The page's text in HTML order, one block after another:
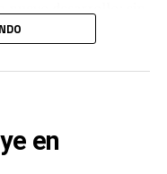
áreas de la
para la
se haga otro
de tierra no
en